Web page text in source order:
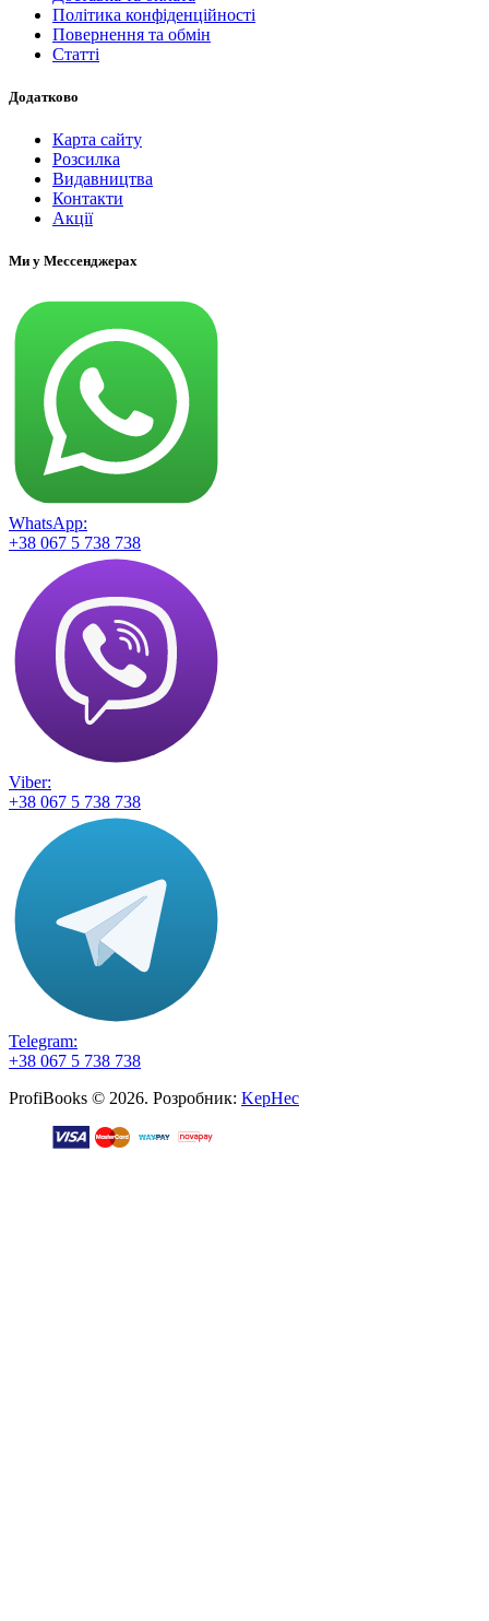
Політика конфіденційності
Повернення та обмін
Статті
Додатково
Карта сайту
Розсилка
Видавництва
Контакти
Акції
Ми у Мессенджерах
WhatsApp:
+38 067 5 738 738
Viber:
+38 067 5 738 738
Telegram:
+38 067 5 738 738
ProfiBooks © 2026. Розробник: KepHec